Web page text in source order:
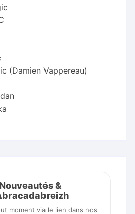
(Damien Vappereau)
&
moment via le lien dans nos